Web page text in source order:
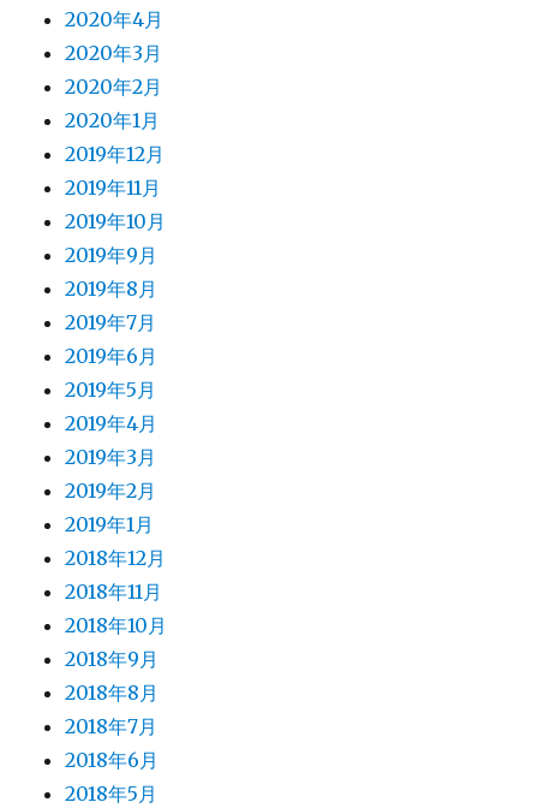
2020年4月
2020年3月
2020年2月
2020年1月
2019年12月
2019年11月
2019年10月
2019年9月
2019年8月
2019年7月
2019年6月
2019年5月
2019年4月
2019年3月
2019年2月
2019年1月
2018年12月
2018年11月
2018年10月
2018年9月
2018年8月
2018年7月
2018年6月
2018年5月